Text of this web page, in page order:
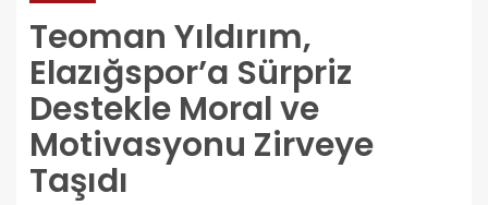
Teoman Yıldırım,
Elazığspor’a Sürpriz
Destekle Moral ve
Motivasyonu Zirveye
Taşıdı